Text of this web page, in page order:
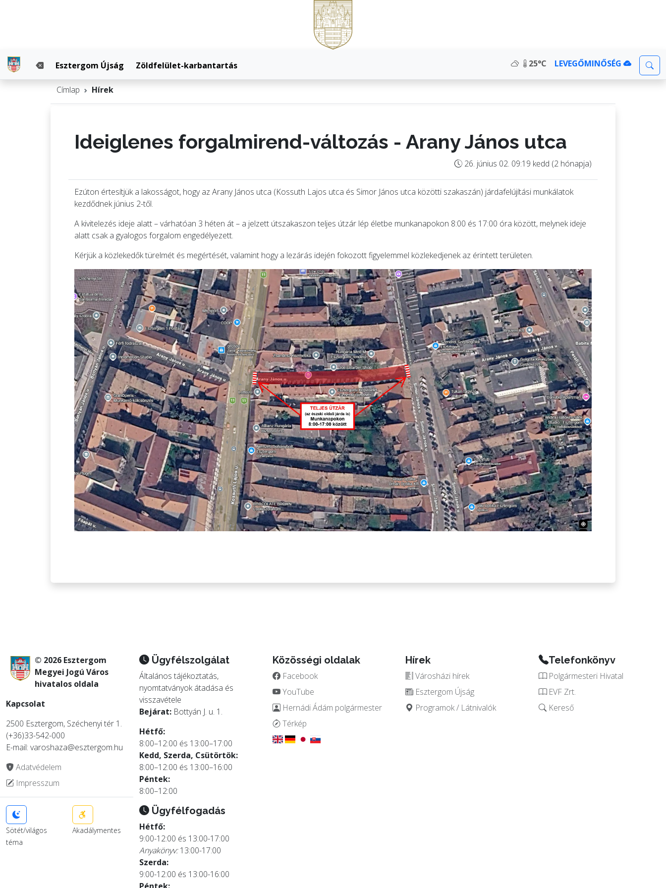
Esztergom Újság Zöldfelület-karbantartás 25°C LEVEGŐMINŐSÉG
Címlap Hírek
Ideiglenes forgalmirend-változás - Arany János utca
26. június 02. 09:19 kedd (2 hónapja)
Ezúton értesítjük a lakosságot, hogy az Arany János utca (Kossuth Lajos utca és Simor János utca közötti szakaszán) járdafelújítási munkálatok
kezdődnek június 2-től.
A kivitelezés ideje alatt – várhatóan 3 héten át – a jelzett útszakaszon teljes útzár lép életbe munkanapokon 8:00 és 17:00 óra között, melynek ideje
alatt csak a gyalogos forgalom engedélyezett.
Kérjük a közlekedők türelmét és megértését, valamint hogy a lezárás idején fokozott figyelemmel közlekedjenek az érintett területen.
© 2026 Esztergom
Megyei Jogú Város
hivatalos oldala
Kapcsolat
2500 Esztergom, Széchenyi tér 1.
(+36)33-542-000
E-mail: varoshaza@esztergom.hu
Adatvédelem
Impresszum
Sötét/világos
téma
Akadálymentes
Ügyfélszolgálat
Általános tájékoztatás,
nyomtatványok átadása és
visszavétele
Bejárat:Bottyán J. u. 1.
Hétfő:
8:00–12:00 és 13:00–17:00
Kedd, Szerda, Csütörtök:
8:00–12:00 és 13:00–16:00
Péntek:
8:00–12:00
Ügyfélfogadás
Hétfő:
9:00-12:00 és 13:00-17:00
Anyakönyv:13:00-17:00
Szerda:
9:00-12:00 és 13:00-16:00
Közösségi oldalak
Facebook
YouTube
Hernádi Ádám polgármester
Térkép
Hírek
Városházi hírek
Esztergom Újság
Programok / Látnivalók
Telefonkönyv
Polgármesteri Hivatal
EVF Zrt.
Kereső